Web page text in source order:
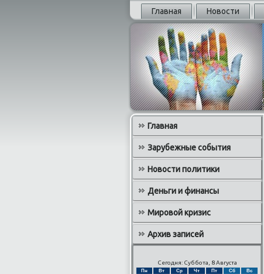
Главная Новости
Главная
Зарубежные события
Новости политики
Деньги и финансы
Мировой кризис
Архив записей
Сегодня: Суббота, 8 Августа
Пн Вт Ср Чт Пт Сб Вс